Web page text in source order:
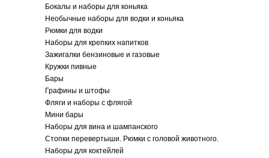
Бокалы и наборы для коньяка
Необычные наборы для водки и коньяка
Рюмки для водки
Наборы для крепких напитков
Зажигалки бензиновые и газовые
Кружки пивные
Бары
Графины и штофы
Фляги и наборы с флягой
Мини бары
Наборы для вина и шампанского
Стопки перевертыши. Рюмки с головой животного.
Наборы для коктейлей